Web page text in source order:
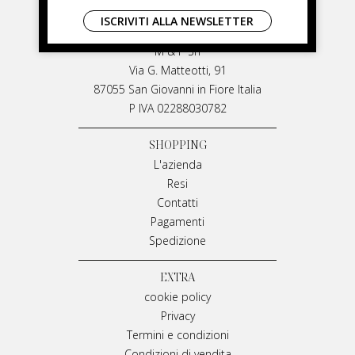
LIVIANA MIRARCHI
M & P Srl
Via G. Matteotti, 91
87055 San Giovanni in Fiore Italia
P IVA 02288030782
SHOPPING
L'azienda
Resi
Contatti
Pagamenti
Spedizione
EXTRA
cookie policy
Privacy
Termini e condizioni
ISCRIVITI ALLA NEWSLETTER